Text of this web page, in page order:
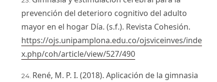
prevención del deterioro cognitivo del adulto
mayor en el hogar Día. (s.f.). Revista Cohesión.
https://ojs.unipamplona.edu.co/ojsviceinves/inde
x.php/coh/article/view/527/490
René, M. P. I. (2018). Aplicación de la gimnasia